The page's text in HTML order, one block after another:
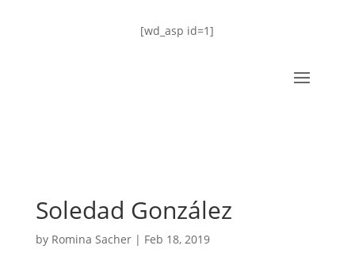
[wd_asp id=1]
Soledad González
by Romina Sacher| Feb 18, 2019